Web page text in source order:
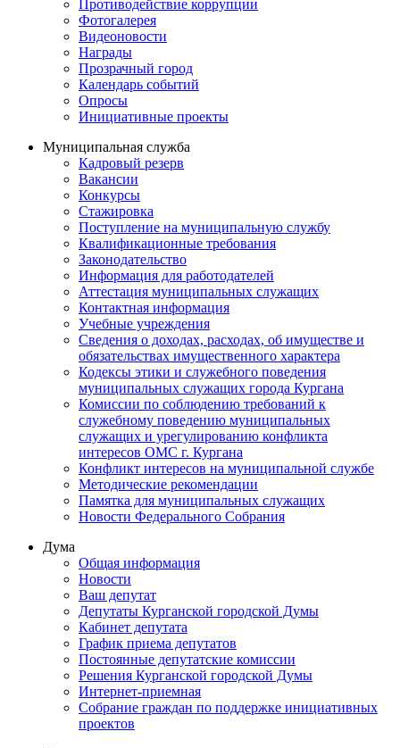
Противодействие коррупции
Фотогалерея
Видеоновости
Награды
Прозрачный город
Календарь событий
Опросы
Инициативные проекты
Муниципальная служба
Кадровый резерв
Вакансии
Конкурсы
Стажировка
Поступление на муниципальную службу
Квалификационные требования
Законодательство
Информация для работодателей
Аттестация муниципальных служащих
Контактная информация
Учебные учреждения
Сведения о доходах, расходах, об имуществе и
обязательствах имущественного характера
Кодексы этики и служебного поведения
муниципальных служащих города Кургана
Комиссии по соблюдению требований к
служебному поведению муниципальных
служащих и урегулированию конфликта
интересов ОМС г. Кургана
Конфликт интересов на муниципальной службе
Методические рекомендации
Памятка для муниципальных служащих
Новости Федерального Cобрания
Дума
Общая информация
Новости
Ваш депутат
Депутаты Курганской городской Думы
Кабинет депутата
График приема депутатов
Постоянные депутатские комиссии
Решения Курганской городской Думы
Интернет-приемная
Собрание граждан по поддержке инициативных
проектов